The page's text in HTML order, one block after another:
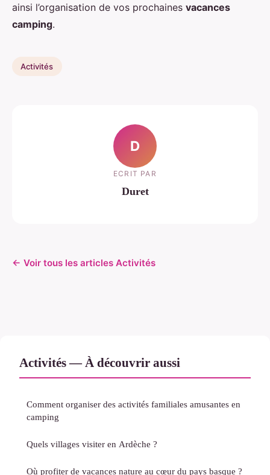
ainsi l’organisation de vos prochaines vacances
camping.
Activités
D
ECRIT PAR
Duret
← Voir tous les articles Activités
Activités — À découvrir aussi
Comment organiser des activités familiales amusantes en
camping
Quels villages visiter en Ardèche ?
Où profiter de vacances nature au cœur du pays basque ?